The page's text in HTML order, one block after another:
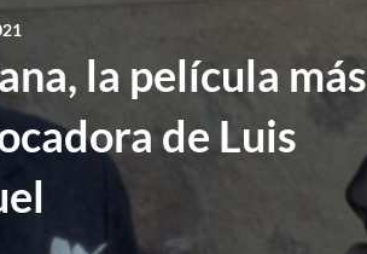
la película más
de Luis